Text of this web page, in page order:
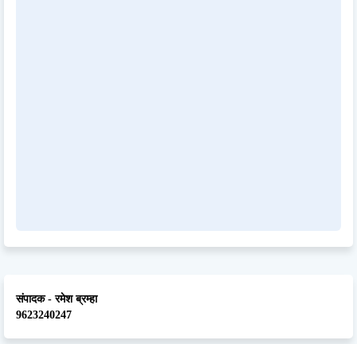
संपादक - रमेश ब्रम्हा
9623240247